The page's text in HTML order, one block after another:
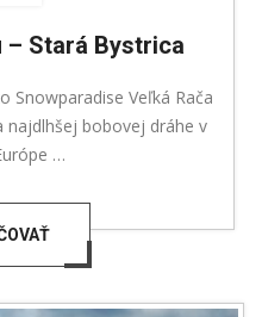
– Stará Bystrica
Snowparadise Veľká Rača
najdlhšej bobovej dráhe v
…